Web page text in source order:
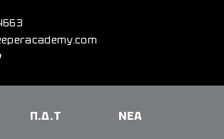
Π.Δ.Τ ΝΕΑ